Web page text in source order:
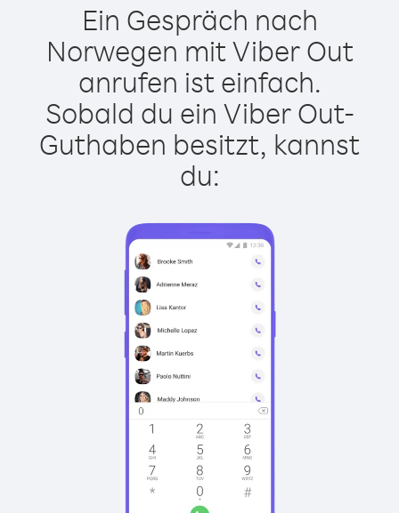
Ein Gespräch nach
Norwegen mit Viber Out
anrufen ist einfach.
Sobald du ein Viber Out-
Guthaben besitzt, kannst
du: